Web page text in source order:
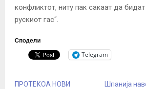
конфликтот, ниту пак сакаат да
рускиот гас“.
Сподели
Telegram
ПРОТЕКОА НОВИ
Шпанија